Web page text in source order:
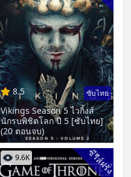
8.5 ซับไทย
Vikings Season 5 ไวกิ้งส์
นักรบพิชิตโลก ปี 5 [ซับไทย]
(20 ตอนจบ)
9.6K ซีรีส์ฝรั่ง